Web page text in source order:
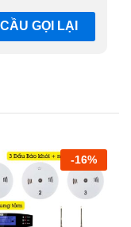
thái ổn định.
sự rò rỉ khí gas
tiếng chuông
được xử lý.
-16%